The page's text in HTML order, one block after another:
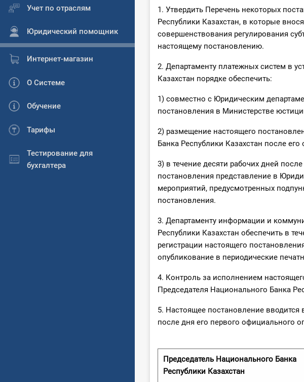
Учет по отраслям
Юридический помощник
Интернет-магазин
О Системе
Обучение
Тарифы
Тестирование для
бухгалтера
1. Утвердить Перечень некоторых
Республики Казахстан, в которые
совершенствования регулирования
настоящему постановлению.
2. Департаменту платежных систем в
Казахстан порядке обеспечить:
1) совместно с Юридическим
постановления в Министерстве
2) размещение настоящего
Банка Республики Казахстан после
3) в течение десяти рабочих дней
постановления представление в
мероприятий, предусмотренных
постановления.
3. Департаменту информации и
Республики Казахстан обеспечить в
регистрации настоящего
опубликование в периодические
4. Контроль за исполнением
Председателя Национального Банка
5. Настоящее постановление вводится
после дня его первого официального
Председатель Национального Банка
Республики Казахстан